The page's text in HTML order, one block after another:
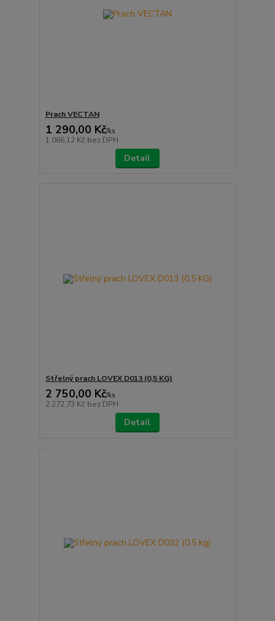
Prach VECTAN
1 290,00 Kč/ks
1 066,12 Kč bez DPH
Detail
Střelný prach LOVEX D013 (0,5 KG)
2 750,00 Kč/ks
2 272,73 Kč bez DPH
Detail